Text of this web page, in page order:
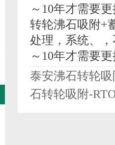
～10年才需要
转轮沸石吸附+
处理，系统、
～10年才需要
泰安沸石转轮
石转轮吸附-